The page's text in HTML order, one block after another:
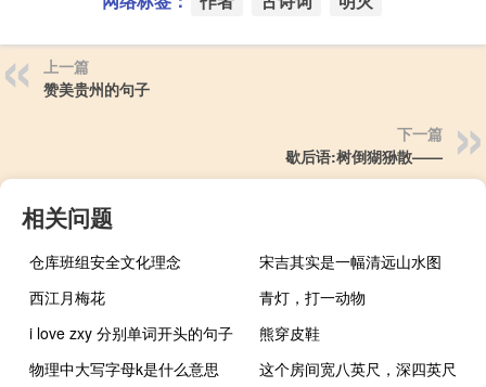
上一篇
赞美贵州的句子
下一篇
歇后语:树倒猢狲散——
相关问题
仓库班组安全文化理念
宋吉其实是一幅清远山水图
西江月梅花
青灯，打一动物
i love zxy 分别单词开头的句子
熊穿皮鞋
物理中大写字母k是什么意思
这个房间宽八英尺，深四英尺